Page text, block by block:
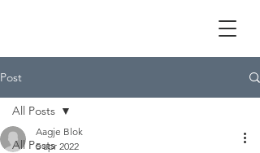
Post
All Posts
All Posts
Aagje Blok
5 apr 2022